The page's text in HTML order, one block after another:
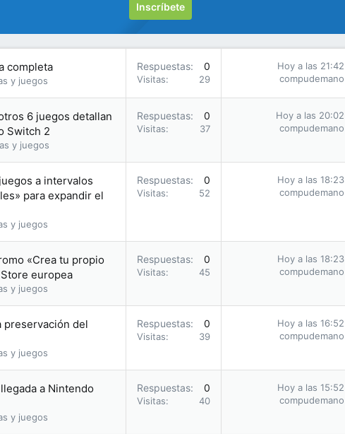
Inscríbete
completa
y juegos
Respuestas 0
Visitas 29
Hoy a las 21:42
compudemano
6 juegos detallan
Switch 2
y juegos
Respuestas 0
Visitas 37
Hoy a las 20:02
compudemano
a intervalos
para expandir el
y juegos
Respuestas 0
Visitas 52
Hoy a las 18:23
compudemano
«Crea tu propio
europea
y juegos
Respuestas 0
Visitas 45
Hoy a las 18:23
compudemano
preservación del
y juegos
Respuestas 0
Visitas 39
Hoy a las 16:52
compudemano
a Nintendo
y juegos
Respuestas 0
Visitas 40
Hoy a las 15:52
compudemano